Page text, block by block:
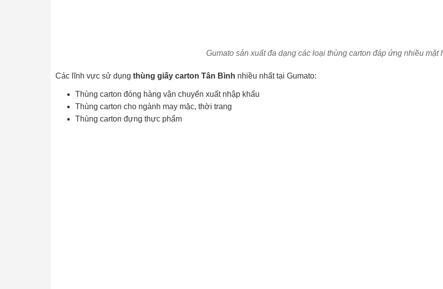
Gumato sản xuất đa dạng các loại thùng carton đáp ứng nhiều mặt
Các lĩnh vực sử dụng thùng giấy carton Tân Bình nhiều nhất tại Gumato:
Thùng carton đóng hàng vận chuyển xuất nhập khẩu
Thùng carton cho ngành may mặc, thời trang
Thùng carton đựng thực phẩm